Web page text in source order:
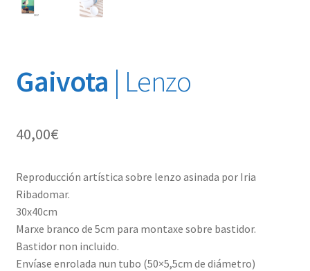
Gaivota | Lenzo
40,00€
Reproducción artística sobre lenzo asinada por Iria
Ribadomar.
30x40cm
Marxe branco de 5cm para montaxe sobre bastidor.
Bastidor non incluido.
Envíase enrolada nun tubo (50×5,5cm de diámetro)